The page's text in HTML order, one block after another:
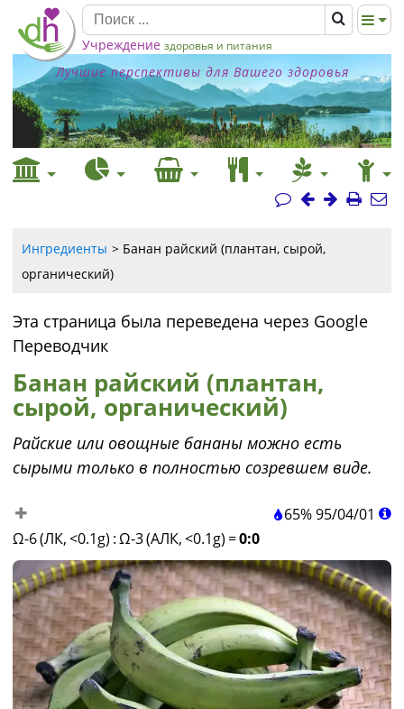
Учреждение здоровья и питания
Лучшие перспективы для Вашего здоровья
Ингредиенты
Банан райский (плантан, сырой,
органический)
Эта страница была переведена через Google
Переводчик
Банан райский (плантан,
сырой, органический)
Райские или овощные бананы можно есть
сырыми только в полностью созревшем виде.
65%95/04/01
Ω-6 (ЛК, <0.1g) :Ω-3 (АЛК, <0.1g) =0:0